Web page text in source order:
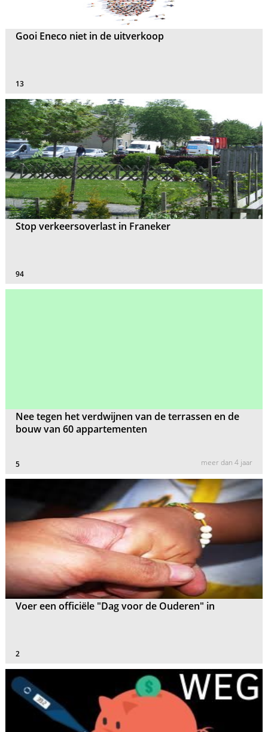
Gooi Eneco niet in de uitverkoop
13
Stop verkeersoverlast in Franeker
94
Nee tegen het verdwijnen van de terrassen en de
bouw van 60 appartementen
5 meer dan 4 jaar
Voer een officiële "Dag voor de Ouderen" in
2